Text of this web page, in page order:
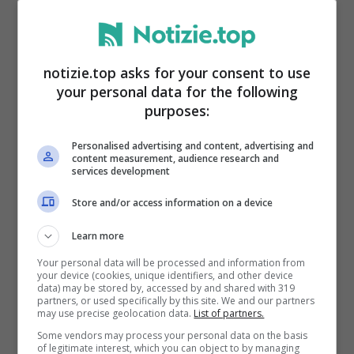
Palleggiatrici : Francesca Bosio, Giulia
Gennari
: Sylvia Nwakalor, Ekateria
Antropova
Schiacciatrici: Myriam Sylla, Elena Pietrini,
Alice Degradi, Francesca Villani
Centrali: Marina Lubian, Elena Pietrini,
Alice Degradi, Francesca Villani
notizie.top asks for your consent to use
your personal data for the following
purposes:
Personalised advertising and content, advertising and
content measurement, audience research and
services development
Store and/or access information on a device
Learn more
Your personal data will be processed and information from
your device (cookies, unique identifiers, and other device
data) may be stored by, accessed by and shared with 319
partners, or used specifically by this site. We and our partners
may use precise geolocation data. List of partners.
Some vendors may process your personal data on the basis
of legitimate interest, which you can object to by managing